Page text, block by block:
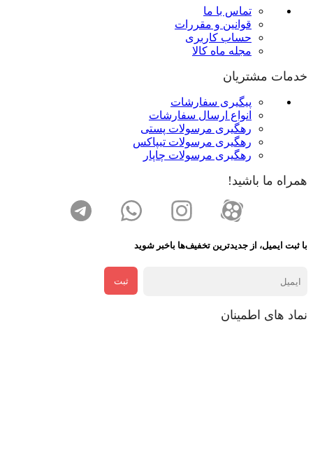
تماس با ما
قوانین و مقررات
حساب کاربری
مجله ماه کالا
خدمات مشتریان
پیگیری سفارشات
انواع ارسال سفارشات
رهگیری مرسولات پستی
رهگیری مرسولات تیپاکس
رهگیری مرسولات چاپار
همراه ما باشید!
با ثبت ایمیل، از جدید‌ترین تخفیف‌ها با‌خبر شوید
ثبت
نماد های اطمینان